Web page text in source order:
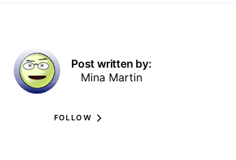
Post written by:
Mina Martin
FOLLOW